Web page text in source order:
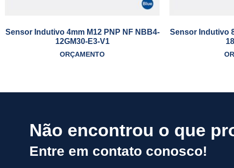
Sensor Indutivo 4mm M12 PNP NF NBB4-
12GM30-E3-V1
ORÇAMENTO
Sensor Indutivo
Não encontrou o que
Entre em contato conosco!